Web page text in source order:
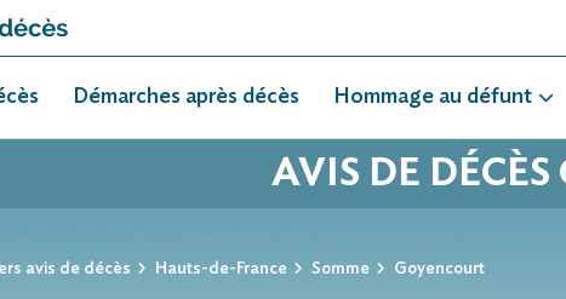
Démarches après décès Hommage au défunt
AVIS DE
avis de décès Hauts-de-France Somme Goyencourt